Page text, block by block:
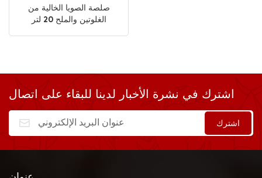
صلصة الصويا الخالية من
الغلوتين والملح 20 لتر
اشترك في نشرة الأخبار لدينا للبقاء على اتصال